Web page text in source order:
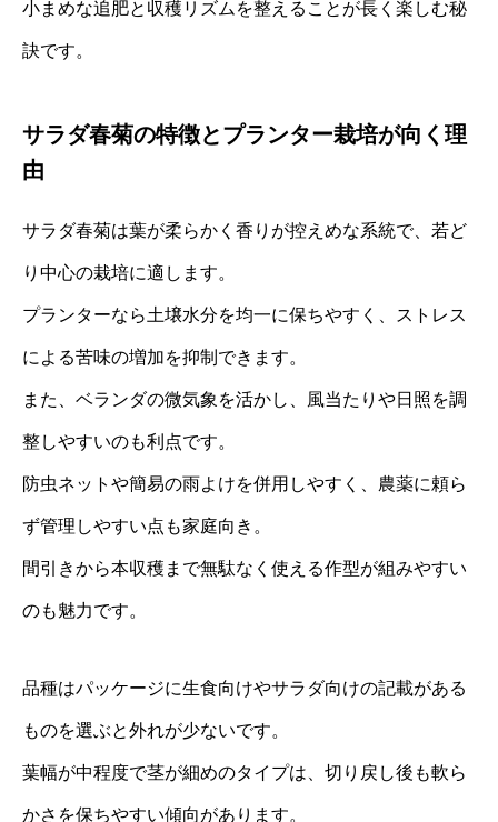
小まめな追肥と収穫リズムを整えることが長く楽しむ秘
訣です。
サラダ春菊の特徴とプランター栽培が向く理
由
サラダ春菊は葉が柔らかく香りが控えめな系統で、若ど
り中心の栽培に適します。
プランターなら土壌水分を均一に保ちやすく、ストレス
による苦味の増加を抑制できます。
また、ベランダの微気象を活かし、風当たりや日照を調
整しやすいのも利点です。
防虫ネットや簡易の雨よけを併用しやすく、農薬に頼ら
ず管理しやすい点も家庭向き。
間引きから本収穫まで無駄なく使える作型が組みやすい
のも魅力です。
品種はパッケージに生食向けやサラダ向けの記載がある
ものを選ぶと外れが少ないです。
葉幅が中程度で茎が細めのタイプは、切り戻し後も軟ら
かさを保ちやすい傾向があります。